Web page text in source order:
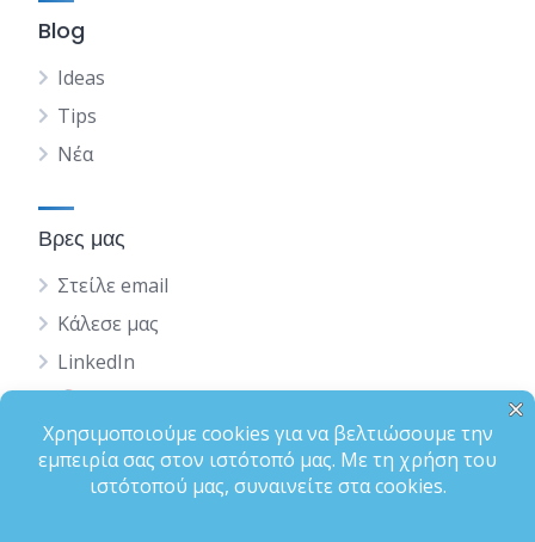
Blog
Ideas
Tips
Νέα
Βρες μας
Στείλε email
Κάλεσε μας
LinkedIn